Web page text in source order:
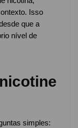
Isso
que a
nível de
simples: